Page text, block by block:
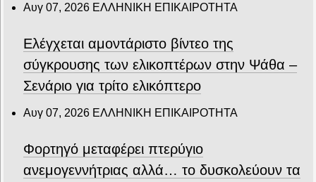
Αυγ 07, 2026 ΕΛΛΗΝΙΚΗ ΕΠΙΚΑΙΡΟΤΗΤΑ
Ελέγχεται αμοντάριστο βίντεο της
σύγκρουσης των ελικοπτέρων στην Ψάθα –
Σενάριο για τρίτο ελικόπτερο
Αυγ 07, 2026 ΕΛΛΗΝΙΚΗ ΕΠΙΚΑΙΡΟΤΗΤΑ
Φορτηγό μεταφέρει πτερύγιο
ανεμογεννήτριας αλλά… το δυσκολεύουν τα